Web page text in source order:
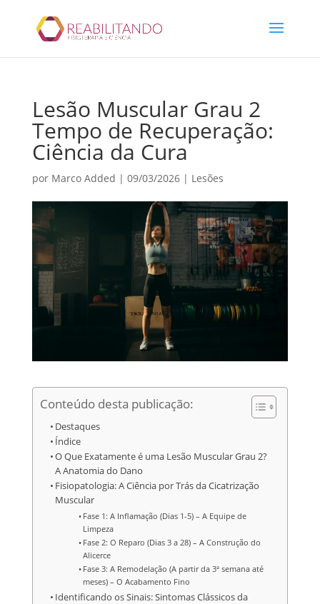
Lesão Muscular Grau 2
Tempo de Recuperação:
Ciência da Cura
por Marco Added | 09/03/2026| Lesões
Conteúdo desta publicação:
Destaques
Índice
O Que Exatamente é uma Lesão Muscular Grau 2?
A Anatomia do Dano
Fisiopatologia: A Ciência por Trás da Cicatrização
Muscular
Fase 1: A Inflamação (Dias 1-5) – A Equipe de
Limpeza
Fase 2: O Reparo (Dias 3 a 28) – A Construção do
Alicerce
Fase 3: A Remodelação (A partir da 3ª semana até
meses) – O Acabamento Fino
Identificando os Sinais: Sintomas Clássicos da